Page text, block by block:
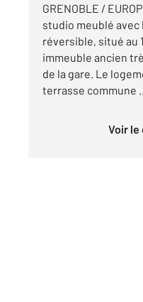
GRENOBLE /
studio meublé
réversible, situé au
immeuble ancien
de la gare. Le
terrasse commune ...
Voir